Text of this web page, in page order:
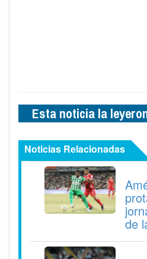
Esta noticia la
Noticias Relacionadas
de